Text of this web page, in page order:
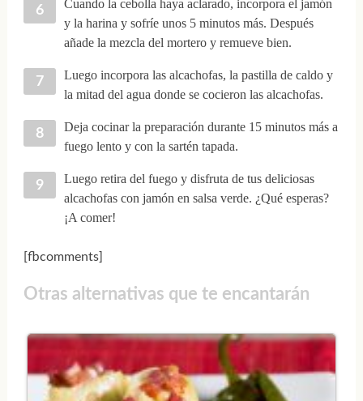
Cuando la cebolla haya aclarado, incorpora el jamón
y la harina y sofríe unos 5 minutos más. Después
añade la mezcla del mortero y remueve bien.
Luego incorpora las alcachofas, la pastilla de caldo y
la mitad del agua donde se cocieron las alcachofas.
Deja cocinar la preparación durante 15 minutos más a
fuego lento y con la sartén tapada.
Luego retira del fuego y disfruta de tus deliciosas
alcachofas con jamón en salsa verde. ¿Qué esperas?
¡A comer!
[fbcomments]
Otras alternativas que te encantarán